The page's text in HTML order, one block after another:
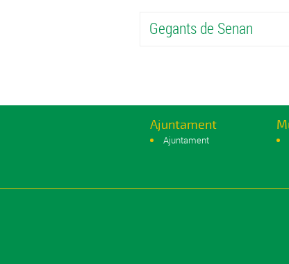
Gegants de Senan
Ajuntament
Ajuntament